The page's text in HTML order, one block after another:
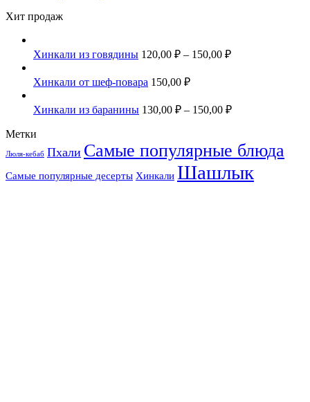
Хит продаж
Хинкали из говядины 120,00 ₽ – 150,00 ₽
Хинкали от шеф-повара 150,00 ₽
Хинкали из баранины 130,00 ₽ – 150,00 ₽
Метки
Люля-кебаб Пхали Самые популярные блюда
Самые популярные десерты Хинкали Шашлык